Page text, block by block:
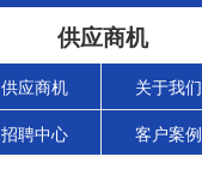
供应商机
供应商机 关于我们
招聘中心 客户案例